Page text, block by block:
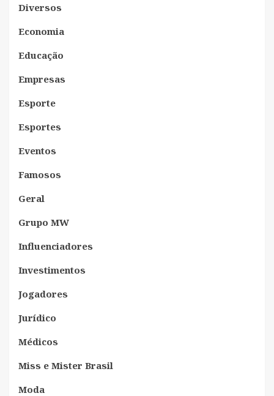
Diversos
Economia
Educação
Empresas
Esporte
Esportes
Eventos
Famosos
Geral
Grupo MW
Influenciadores
Investimentos
Jogadores
Jurídico
Médicos
Miss e Mister Brasil
Moda